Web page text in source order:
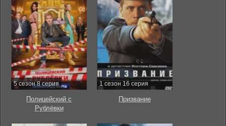
5 сезон 8 серия
Полицейский с
Рублёвки
1 сезон 16 серия
Призвание